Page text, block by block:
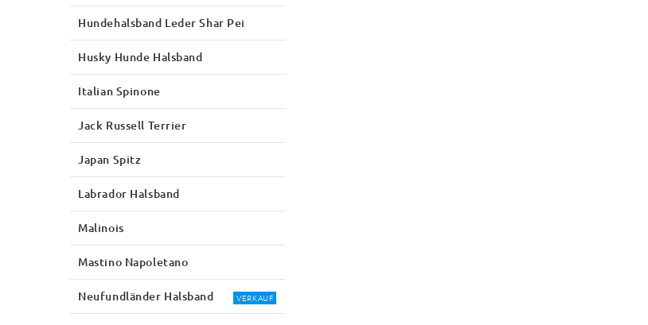
Hundehalsband Leder Shar Pei
Husky Hunde Halsband
Italian Spinone
Jack Russell Terrier
Japan Spitz
Labrador Halsband
Malinois
Mastino Napoletano
Neufundländer Halsband VERKAUF